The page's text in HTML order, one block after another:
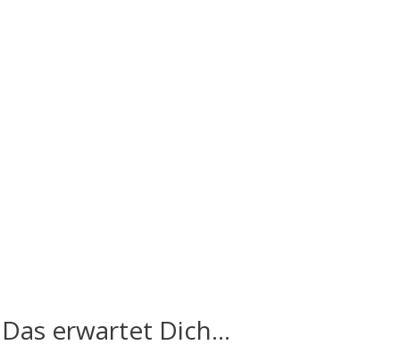
Das erwartet Dich...